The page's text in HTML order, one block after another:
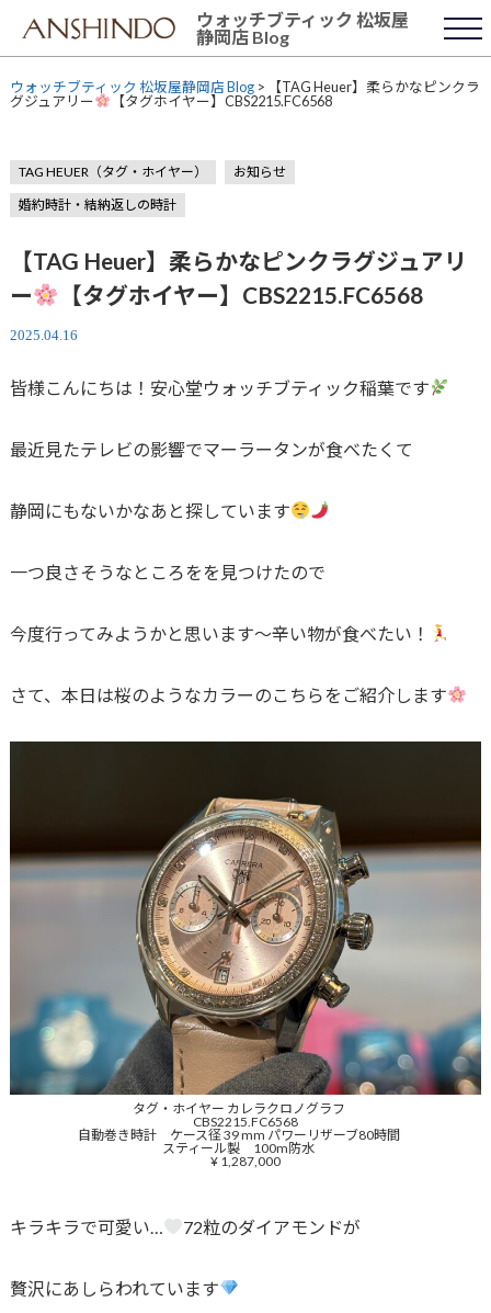
content
ウォッチブティック 松坂屋
静岡店 Blog
ウォッチブティック 松坂屋静岡店 Blog> 【TAG Heuer】柔らかなピンクラ
グジュアリー 【タグホイヤー】CBS2215.FC6568
TAG HEUER（タグ・ホイヤー）
お知らせ
婚約時計・結納返しの時計
【TAG Heuer】柔らかなピンクラグジュアリ
ー
【タグホイヤー】CBS2215.FC6568
2025.04.16
皆様こんにちは！安心堂ウォッチブティック稲葉です
最近見たテレビの影響でマーラータンが食べたくて
静岡にもないかなあと探しています
一つ良さそうなところをを見つけたので
今度行ってみようかと思います〜辛い物が食べたい！
さて、本日は桜のようなカラーのこちらをご紹介します
タグ・ホイヤー カレラクロノグラフ
CBS2215.FC6568
自動巻き時計 ケース径 39 mm パワーリザーブ80時間
スティール製 100m防水
¥ 1,287,000
キラキラで可愛い… 72粒のダイアモンドが
贅沢にあしらわれています